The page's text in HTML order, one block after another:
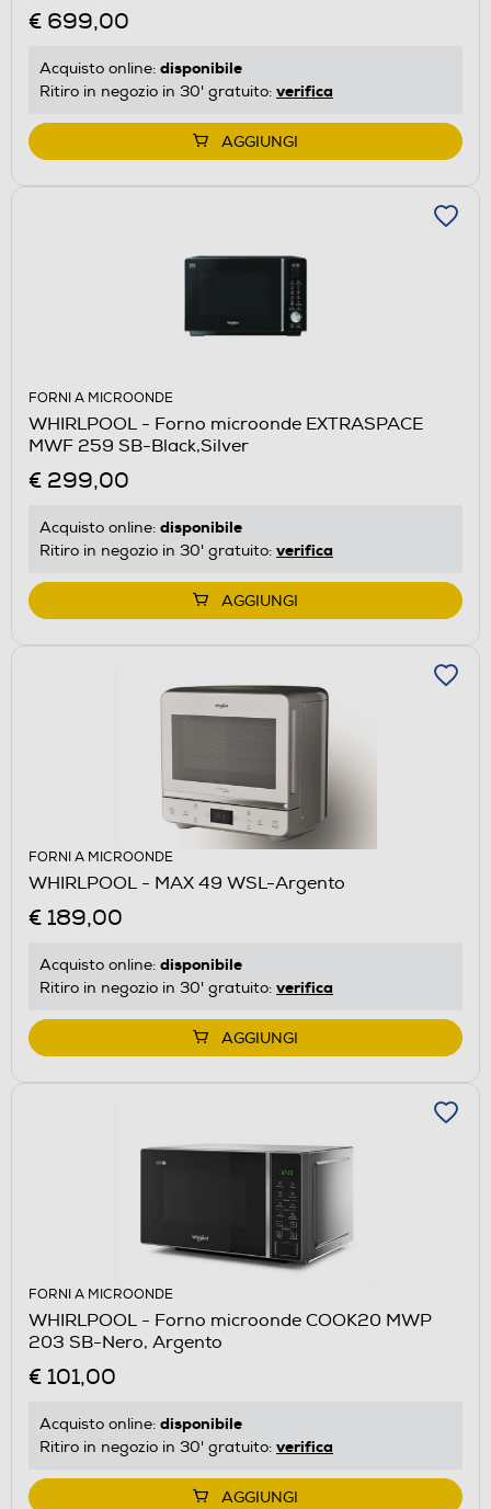
€ 699,00
Acquisto online: disponibile
Ritiro in negozio in 30' gratuito: verifica
AGGIUNGI
FORNI A MICROONDE
WHIRLPOOL - Forno microonde EXTRASPACE
MWF 259 SB-Black,Silver
€ 299,00
Acquisto online: disponibile
Ritiro in negozio in 30' gratuito: verifica
AGGIUNGI
FORNI A MICROONDE
WHIRLPOOL - MAX 49 WSL-Argento
€ 189,00
Acquisto online: disponibile
Ritiro in negozio in 30' gratuito: verifica
AGGIUNGI
FORNI A MICROONDE
WHIRLPOOL - Forno microonde COOK20 MWP
203 SB-Nero, Argento
€ 101,00
Acquisto online: disponibile
Ritiro in negozio in 30' gratuito: verifica
AGGIUNGI